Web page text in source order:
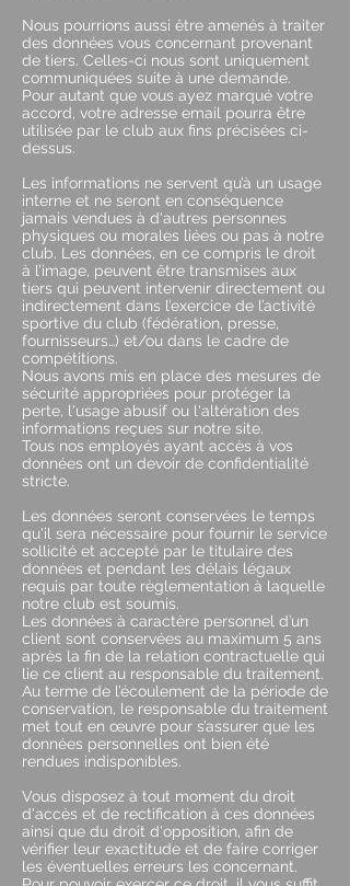
Nous pourrions aussi être amenés à traiter
des données vous concernant provenant
de tiers. Celles-ci nous sont uniquement
communiquées suite à une demande.
Pour autant que vous ayez marqué votre
accord, votre adresse email pourra être
utilisée par le club aux fins précisées ci-
dessus.
Les informations ne servent qu’à un usage
interne et ne seront en conséquence
jamais vendues à d'autres personnes
physiques ou morales liées ou pas à notre
club. Les données, en ce compris le droit
à l’image, peuvent être transmises aux
tiers qui peuvent intervenir directement ou
indirectement dans l’exercice de l’activité
sportive du club (fédération, presse,
fournisseurs…) et/ou dans le cadre de
compétitions.
Nous avons mis en place des mesures de
sécurité appropriées pour protéger la
perte, l'usage abusif ou l'altération des
informations reçues sur notre site.
Tous nos employés ayant accès à vos
données ont un devoir de confidentialité
stricte.
Les données seront conservées le temps
qu'il sera nécessaire pour fournir le service
sollicité et accepté par le titulaire des
données et pendant les délais légaux
requis par toute règlementation à laquelle
notre club est soumis.
Les données à caractère personnel d’un
client sont conservées au maximum 5 ans
après la fin de la relation contractuelle qui
lie ce client au responsable du traitement.
Au terme de l’écoulement de la période de
conservation, le responsable du traitement
met tout en œuvre pour s’assurer que les
données personnelles ont bien été
rendues indisponibles.
Vous disposez à tout moment du droit
d'accès et de rectification à ces données
ainsi que du droit d'opposition, afin de
vérifier leur exactitude et de faire corriger
les éventuelles erreurs les concernant.